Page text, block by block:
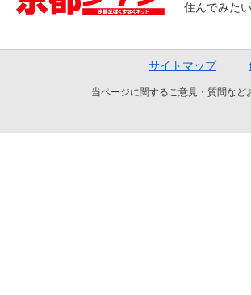
住んでみた
サイトマップ
当ページに関するご意見・質問な